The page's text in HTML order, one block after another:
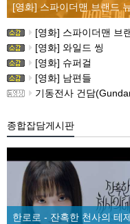
[영화] 스파이더맨 브
[영화] 와일드 씽
[영화] 슈퍼걸
[영화] 남편들
기동전사 건담
종합잡담게시판
한로로 - 잔혹한 천사의 테